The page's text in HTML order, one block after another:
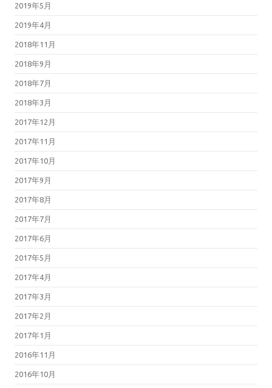
2019年5月
2019年4月
2018年11月
2018年9月
2018年7月
2018年3月
2017年12月
2017年11月
2017年10月
2017年9月
2017年8月
2017年7月
2017年6月
2017年5月
2017年4月
2017年3月
2017年2月
2017年1月
2016年11月
2016年10月